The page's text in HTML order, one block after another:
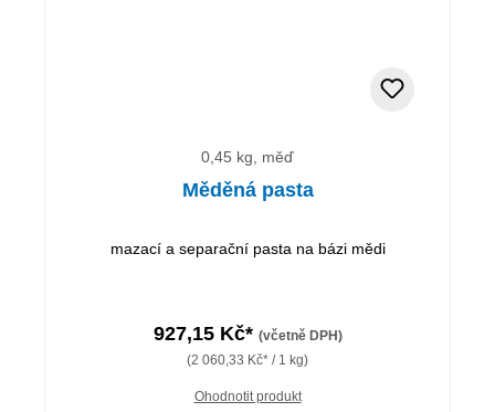
0,45 kg, měď
Měděná pasta
mazací a separační pasta na bázi mědi
927,15 Kč* (včetně DPH)
(2 060,33 Kč* / 1 kg)
Ohodnotit produkt